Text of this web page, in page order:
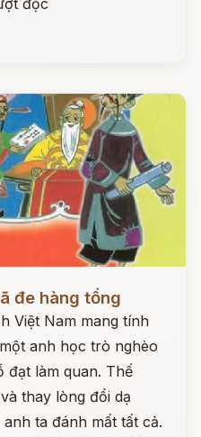
đọc
đe hàng tổng
Việt Nam mang tính
anh học trò nghèo
đạt làm quan. Thế
thay lòng đổi dạ
ta đánh mất tất cả.